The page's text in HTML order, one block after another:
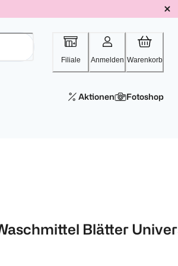
Filiale Anmelden Warenkorb
Aktionen Fotoshop
Blätter